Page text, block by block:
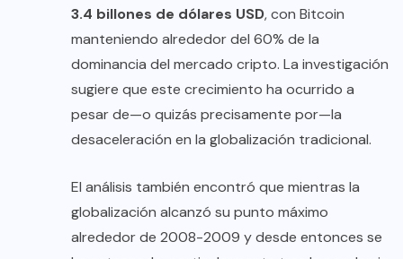
3.4 billones de dólares USD, con Bitcoin
manteniendo alrededor del 60% de la
dominancia del mercado cripto. La investigación
sugiere que este crecimiento ha ocurrido a
pesar de—o quizás precisamente por—la
desaceleración en la globalización tradicional.
El análisis también encontró que mientras la
globalización alcanzó su punto máximo
alrededor de 2008-2009 y desde entonces se